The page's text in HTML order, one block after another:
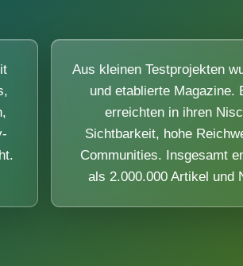
Aus kleinen Testprojekten
und etablierte Magazine.
erreichten in ihren
Sichtbarkeit, hohe
Communities. Insgesamt
als 2.000.000 Artikel und